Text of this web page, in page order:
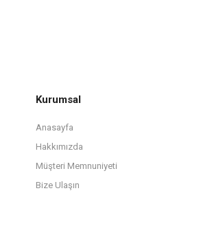
Kurumsal
Anasayfa
Hakkımızda
Müşteri Memnuniyeti
Bize Ulaşın